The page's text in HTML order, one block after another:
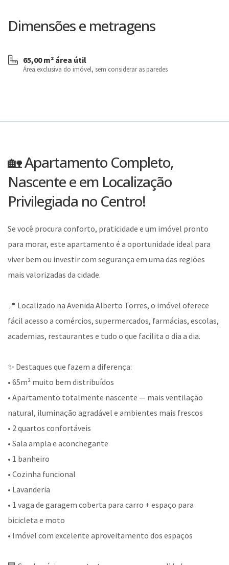
Dimensões e metragens
65,00 m² área útil
Área exclusiva do imóvel, sem considerar as paredes
🏡 Apartamento Completo,
Nascente e em Localização
Privilegiada no Centro!
Se você procura conforto, praticidade e um imóvel pronto
para morar, este apartamento é a oportunidade ideal para
viver bem ou investir com segurança em uma das regiões
mais valorizadas da cidade.
📍 Localizado na Avenida Alberto Torres, o imóvel oferece
fácil acesso a comércios, supermercados, farmácias, escolas,
academias, restaurantes e tudo o que facilita o dia a dia.
✨ Destaques que fazem a diferença:
• 65m² muito bem distribuídos
• Apartamento totalmente nascente — mais ventilação
natural, iluminação agradável e ambientes mais frescos
• 2 quartos confortáveis
• Sala ampla e aconchegante
• 1 banheiro
• Cozinha funcional
• Lavanderia
• 1 vaga de garagem coberta para carro + espaço para
bicicleta e moto
• Imóvel com excelente aproveitamento dos espaços